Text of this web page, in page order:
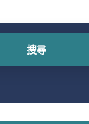
搜尋